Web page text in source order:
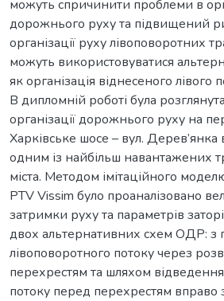
можуть спричинити проблеми в
дорожнього руху та підвищений
організації руху лівоповоротних
можуть використовуватися
як організація віднесеного лівого
В дипломній роботі була
організації дорожнього руху на
Харківське шосе – вул.
одним із найбільш навантажених
міста. Методом імітаційного
PTV Vissim було проаналізовано
затримки руху та параметрів
двох альтернативних схем ОДР: з
лівоповоротного потоку через
перехрестям та шляхом
потоку перед перехрестям вправо